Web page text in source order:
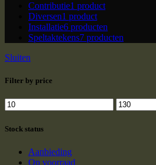
Contributie1 product
Diversen1 product
Installatie6 producten
Speltaktekens7 producten
Sluiten
Filter by price
Min.
prijs
Max.
prijs
Stock status
Aanbieding
Op voorraad